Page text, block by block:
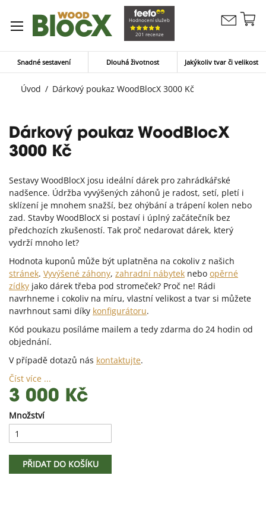
Hodnocení služeb
201 recenze
Kontaktujte
Snadné sestavení Dlouhá životnost Jakýkoliv tvar či velikost
Úvod Dárkový poukaz WoodBlocX 3000 Kč
Dárkový poukaz WoodBlocX
3000 Kč
Sestavy WoodBlocX josu ideální dárek pro zahrádkářské
nadšence. Údržba vyvýšených záhonů je radost, setí, pletí i
sklízení je mnohem snažší, bez ohýbání a trápení kolen nebo
zad. Stavby WoodBlocX si postaví i úplný začátečník bez
předchozích zkušeností. Tak proč nedarovat dárek, který
vydrží mnoho let?
Hodnota kuponů může být uplatněna na cokoliv z našich
stránek. Vyvýšené záhony, zahradní nábytek nebo opěrné
zídky jako dárek třeba pod stromeček? Proč ne! Rádi
navrhneme i cokoliv na míru, vlastní velikost a tvar si můžete
navrhnout sami díky konfigurátoru.
Kód poukazu posíláme mailem a tedy zdarma do 24 hodin od
objednání.
V případě dotazů nás kontaktujte.
Číst více ...
3 000 Kč
Množství
PŘIDAT DO KOŠÍKU